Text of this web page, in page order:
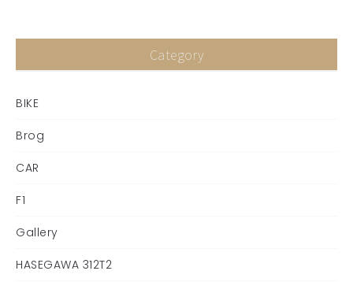
Category
BIKE
Brog
CAR
F1
Gallery
HASEGAWA 312T2